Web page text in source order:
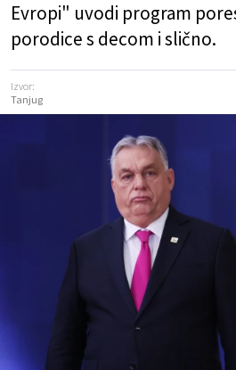
Evropi" uvodi program
porodice s decom i slično.
Izvor:
Tanjug